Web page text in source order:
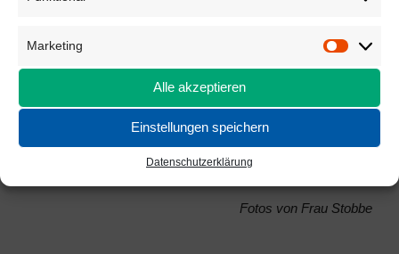
Marketing
Alle akzeptieren
Einstellungen speichern
Datenschutzerklärung
Tag hat uns nochmal vermittelt, was wir bereits in der
Dennoch ist es aber etwas anderes, live an so einem Ort
Fotos von Frau Stobbe